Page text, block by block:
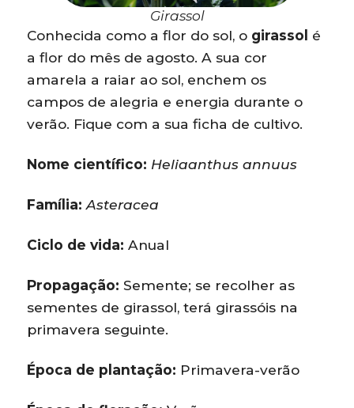
Girassol
Conhecida como a flor do sol, o girassol é
a flor do mês de agosto. A sua cor
amarela a raiar ao sol, enchem os
campos de alegria e energia durante o
verão. Fique com a sua ficha de cultivo.
Nome científico: Heliaanthus annuus
Família: Asteracea
Ciclo de vida: Anual
Propagação: Semente; se recolher as
sementes de girassol, terá girassóis na
primavera seguinte.
Época de plantação: Primavera-verão